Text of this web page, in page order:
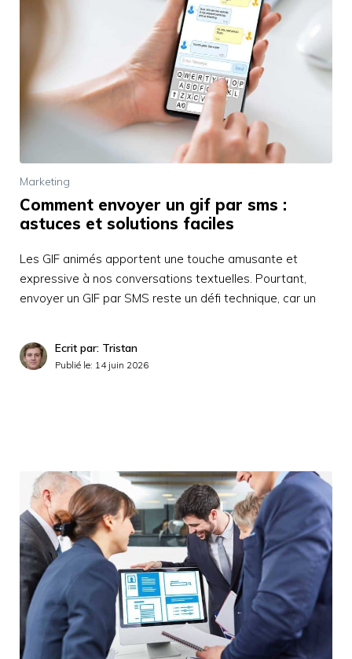
Marketing
Comment envoyer un gif par sms :
astuces et solutions faciles
Les GIF animés apportent une touche amusante et
expressive à nos conversations textuelles. Pourtant,
envoyer un GIF par SMS reste un défi technique, car un
Ecrit par: Tristan
Publié le: 14 juin 2026